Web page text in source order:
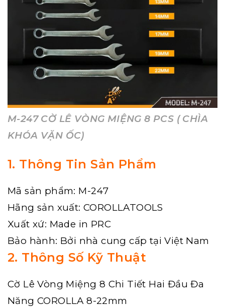
M-247 CỜ LÊ VÒNG MIỆNG 8 PCS ( CHÌA
KHÓA VẶN ỐC)
1. Thông Tin Sản Phẩm
Mã sản phẩm: M-247
Hãng sản xuất: COROLLATOOLS
Xuất xứ: Made in PRC
Bảo hành: Bởi nhà cung cấp tại Việt Nam
2. Thông Số Kỹ Thuật
Cờ Lê Vòng Miệng 8 Chi Tiết Hai Đầu Đa
Năng COROLLA 8-22mm